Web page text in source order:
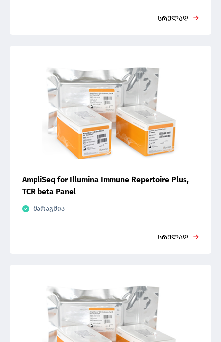
სრულად
AmpliSeq for Illumina Immune Repertoire Plus,
TCR beta Panel
მარაგშია
სრულად